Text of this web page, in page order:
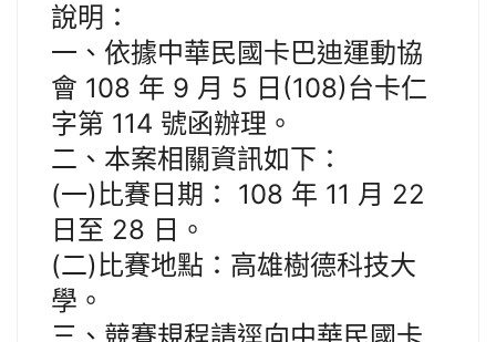
說明：
一、依據中華民國卡巴迪運動協
會 108 年 9 月 5 日(108)台卡仁
字第 114 號函辦理。
二、本案相關資訊如下：
(一)比賽日期： 108 年 11 月 22
日至 28 日。
(二)比賽地點：高雄樹德科技大
學。